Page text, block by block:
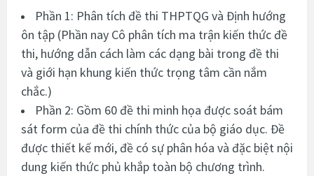
Phần 1: Phân tích đề thi THPTQG và Định hướng
ôn tập (Phần nay Cô phân tích ma trận kiến thức đề
thi, hướng dẫn cách làm các dạng bài trong đề thi
và giới hạn khung kiến thức trọng tâm cần nắm
chắc.)
Phần 2: Gồm 60 đề thi minh họa được soát bám
sát form của đề thi chính thức của bộ giáo dục. Đề
được thiết kế mới, đề có sự phân hóa và đặc biệt nội
dung kiến thức phủ khắp toàn bộ chương trình.